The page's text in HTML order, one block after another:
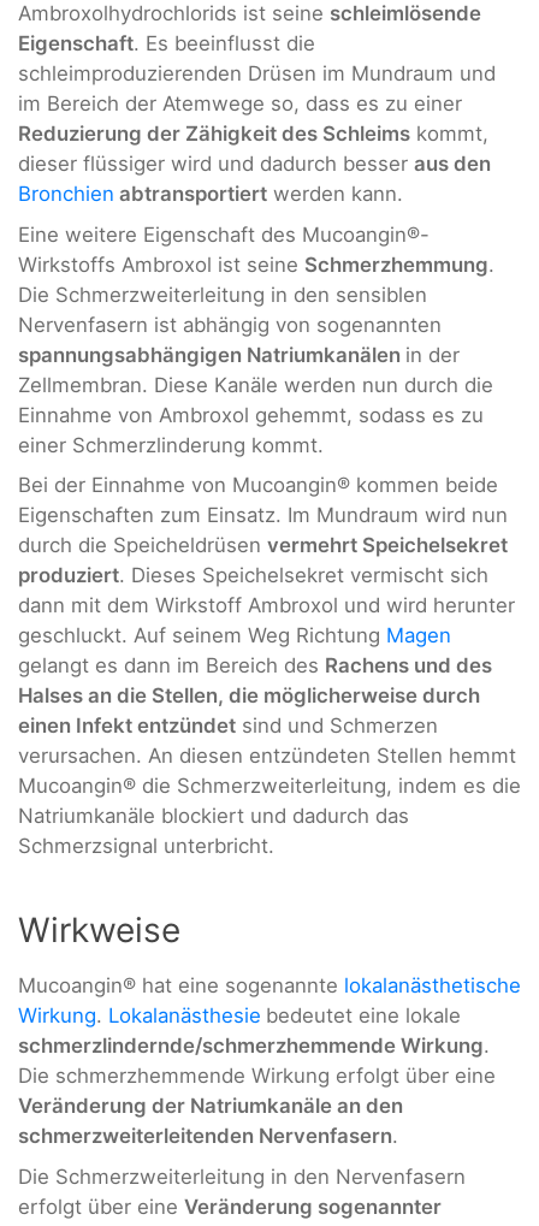
Ambroxolhydrochlorids ist seine schleimlösende
Eigenschaft. Es beeinflusst die
schleimproduzierenden Drüsen im Mundraum und
im Bereich der Atemwege so, dass es zu einer
Reduzierung der Zähigkeit des Schleims kommt,
dieser flüssiger wird und dadurch besser aus den
Bronchien abtransportiert werden kann.
Eine weitere Eigenschaft des Mucoangin®-
Wirkstoffs Ambroxol ist seine Schmerzhemmung.
Die Schmerzweiterleitung in den sensiblen
Nervenfasern ist abhängig von sogenannten
spannungsabhängigen Natriumkanälen in der
Zellmembran. Diese Kanäle werden nun durch die
Einnahme von Ambroxol gehemmt, sodass es zu
einer Schmerzlinderung kommt.
Bei der Einnahme von Mucoangin® kommen beide
Eigenschaften zum Einsatz. Im Mundraum wird nun
durch die Speicheldrüsen vermehrt Speichelsekret
produziert. Dieses Speichelsekret vermischt sich
dann mit dem Wirkstoff Ambroxol und wird herunter
geschluckt. Auf seinem Weg Richtung Magen
gelangt es dann im Bereich des Rachens und des
Halses an die Stellen, die möglicherweise durch
einen Infekt entzündet sind und Schmerzen
verursachen. An diesen entzündeten Stellen hemmt
Mucoangin® die Schmerzweiterleitung, indem es die
Natriumkanäle blockiert und dadurch das
Schmerzsignal unterbricht.
Wirkweise
Mucoangin® hat eine sogenannte lokalanästhetische
Wirkung. Lokalanästhesie bedeutet eine lokale
schmerzlindernde/schmerzhemmende Wirkung.
Die schmerzhemmende Wirkung erfolgt über eine
Veränderung der Natriumkanäle an den
schmerzweiterleitenden Nervenfasern.
Die Schmerzweiterleitung in den Nervenfasern
erfolgt über eine Veränderung sogenannter